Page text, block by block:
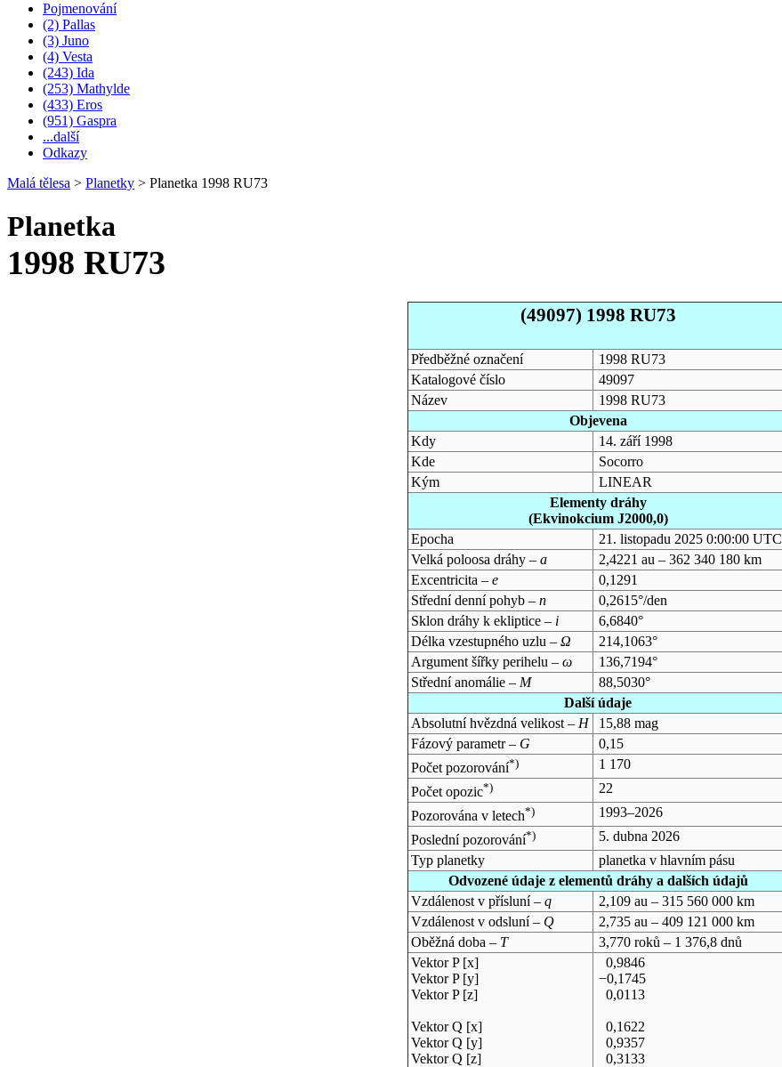
Pojmenování
(2) Pallas
(3) Juno
(4) Vesta
(243) Ida
(253) Mathylde
(433) Eros
(951) Gaspra
...další
Odkazy
Malá tělesa > Planetky > Planetka 1998 RU73
Planetka
1998 RU73
(49097) 1998 RU73
Předběžné označení
1998 RU73
Katalogové číslo
49097
Název
1998 RU73
Objevena
Kdy
14. září 1998
Kde
Socorro
Kým
LINEAR
Elementy dráhy
(Ekvinokcium J2000,0)
Epocha
21. listopadu 2025 0:00:00 UTC
Velká poloosa dráhy – a
2,4221 au – 362 340 180 km
Excentricita – e
0,1291
Střední denní pohyb – n
0,2615°/den
Sklon dráhy k ekliptice – i
6,6840°
Délka vzestupného uzlu – Ω
214,1063°
Argument šířky perihelu – ω
136,7194°
Střední anomálie – M
88,5030°
Další údaje
Absolutní hvězdná velikost – H
15,88 mag
Fázový parametr – G
0,15
Počet pozorování*)
1 170
Počet opozic*)
22
Pozorována v letech*)
1993–2026
Poslední pozorování*)
5. dubna 2026
Typ planetky
planetka v hlavním pásu
Odvozené údaje z elementů dráhy a dalších údajů
Vzdálenost v přísluní – q
2,109 au – 315 560 000 km
Vzdálenost v odsluní – Q
2,735 au – 409 121 000 km
Oběžná doba – T
3,770 roků – 1 376,8 dnů
Vektor P [x]
Vektor P [y]
Vektor P [z]
Vektor Q [x]
Vektor Q [y]
Vektor Q [z]
0,9846
−0,1745
0,0113
0,1622
0,9357
0,3133